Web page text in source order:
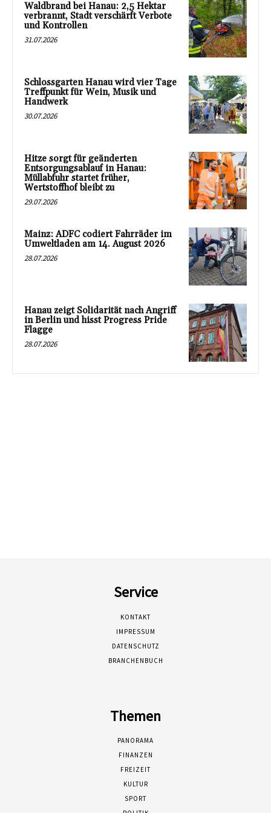
Waldbrand bei Hanau: 2,5 Hektar
verbrannt, Stadt verschärft Verbote
und Kontrollen
31.07.2026
Schlossgarten Hanau wird vier Tage
Treffpunkt für Wein, Musik und
Handwerk
30.07.2026
Hitze sorgt für geänderten
Entsorgungsablauf in Hanau:
Müllabfuhr startet früher,
Wertstoffhof bleibt zu
29.07.2026
Mainz: ADFC codiert Fahrräder im
Umweltladen am 14. August 2026
28.07.2026
Hanau zeigt Solidarität nach Angriff
in Berlin und hisst Progress Pride
Flagge
28.07.2026
Service
KONTAKT
IMPRESSUM
DATENSCHUTZ
BRANCHENBUCH
Themen
PANORAMA
FINANZEN
FREIZEIT
KULTUR
SPORT